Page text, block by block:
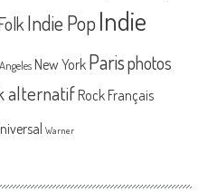
Indie PopIndie
New York Parisphotos
alternatif Rock Français
Warner